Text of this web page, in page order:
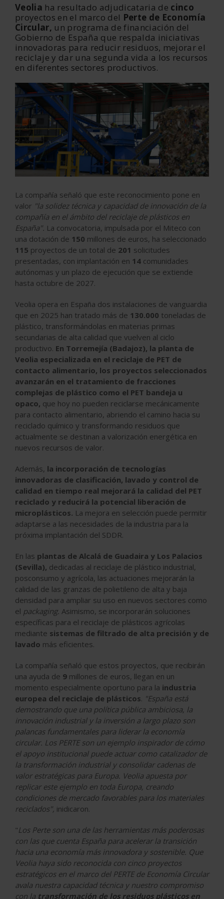
Veolia ha resultado adjudicataria de cinco
proyectos en el marco del Perte de Economía
Circular, un programa de financiación del
Gobierno de España que respalda iniciativas
innovadoras para reducir residuos, mejorar el
reciclaje y dar una segunda vida a los recursos
en diferentes sectores productivos.
La compañía señaló que este reconocimiento pone en
valor "la solidez técnica y capacidad de innovación de la
compañía en el ámbito del reciclaje de plásticos en
España". La convocatoria, impulsada por el Miteco con
una dotación de 150 millones de euros, ha seleccionado
115 proyectos de un total de 201 solicitudes
presentadas, con implantación en 14 comunidades
autónomas y un plazo de ejecución que se extiende
hasta octubre de 2027.
Veolia opera en España dos instalaciones de vanguardia
que en 2025 han tratado más de 130.000 toneladas de
plástico, transformándolas en materias primas
secundarias de alta calidad que vuelven al ciclo
productivo. En Torremejía (Badajoz), la planta de
Veolia especializada en el reciclaje de PET de
contacto alimentario, los proyectos seleccionados
avanzarán en el tratamiento de fracciones
complejas de plástico como el PET bandeja u
opaco, que hoy no pueden reciclarse mecánicamente
para contacto alimentario, abriendo el camino hacia su
reciclado químico y transformando residuos que
actualmente se destinan a valorización energética en
nuevos recursos de valor.
Además, la incorporación de tecnologías
innovadoras de clasificación, lavado y control de
calidad en tiempo real mejorará la calidad del PET
reciclado y reducirá la potencial liberación de
microplásticos. La mejora en selección puede permitir
adaptarse a las necesidades de la industria para la
próxima implantación del SDDR.
En las plantas de Alcalá de Guadaira y Los Palacios
(Sevilla), dedicadas al reciclaje de plástico industrial,
posconsumo y agrícola, las actuaciones mejorarán la
calidad de las granzas de polietileno de alta y baja
densidad para ampliar su uso en nuevos sectores como
el packaging. Asimismo, se incorporarán soluciones
específicas para el reciclaje de plásticos agrícolas
mediante sistemas de filtrado de alta precisión y de
lavado más eficientes.
La compañía señaló que estos proyectos, que recibirán
una ayuda de 9 millones de euros, llegan en un
momento especialmente oportuno para la industria
europea del reciclaje de plásticos. "España está
demostrando que una política pública ambiciosa, la
innovación industrial y la inversión a largo plazo son
palancas fundamentales para liderar la economía
circular. Los PERTE son un ejemplo inspirador de cómo
el apoyo institucional puede actuar como catalizador de
la transformación industrial y consolidar cadenas de
valor estratégicas para Europa. Veolia apuesta por
replicar este ejemplo en toda Europa, creando
condiciones de mercado favorables para los materiales
reciclados", inidicaron.
"Los Perte son una de las herramientas más poderosas
con las que cuenta España para acelerar la transición
hacia una economía más innovadora y sostenible. Que
Veolia haya sido reconocida con cinco proyectos
estratégicos en el marco del PERTE de Economía Circular
avala nuestra capacidad técnica y nuestro compromiso
con la transformación de los residuos plásticos en